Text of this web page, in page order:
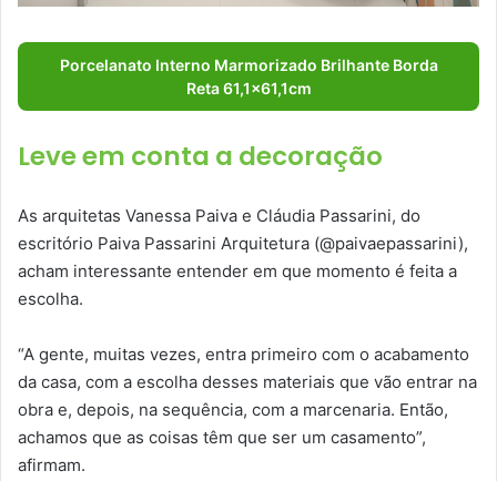
Porcelanato Interno Marmorizado Brilhante Borda
Reta 61,1×61,1cm
Leve em conta a decoração
As arquitetas Vanessa Paiva e Cláudia Passarini, do
escritório Paiva Passarini Arquitetura (@paivaepassarini),
acham interessante entender em que momento é feita a
escolha.
“A gente, muitas vezes, entra primeiro com o acabamento
da casa, com a escolha desses materiais que vão entrar na
obra e, depois, na sequência, com a marcenaria. Então,
achamos que as coisas têm que ser um casamento”,
afirmam.